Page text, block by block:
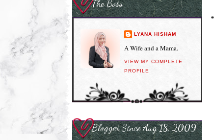
The Boss
LYANA HISHAM
A Wife and a Mama.
VIEW MY COMPLETE
PROFILE
Blogger Since Aug 18, 2009